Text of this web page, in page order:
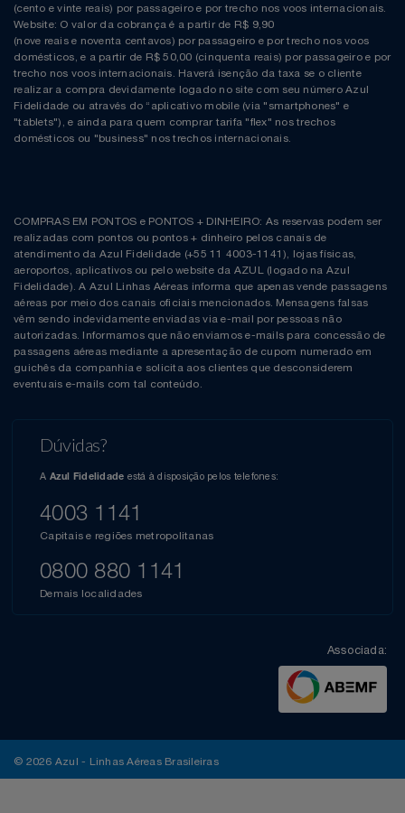
(cento e vinte reais) por passageiro e por trecho nos voos internacionais.
Website: O valor da cobrança é a partir de R$ 9,90
(nove reais e noventa centavos) por passageiro e por trecho nos voos
domésticos, e a partir de R$ 50,00 (cinquenta reais) por passageiro e por
trecho nos voos internacionais. Haverá isenção da taxa se o cliente
realizar a compra devidamente logado no site com seu número Azul
Fidelidade ou através do “aplicativo mobile (via "smartphones" e
"tablets"), e ainda para quem comprar tarifa "flex" nos trechos
domésticos ou "business" nos trechos internacionais.
COMPRAS EM PONTOS e PONTOS + DINHEIRO: As reservas podem ser
realizadas com pontos ou pontos + dinheiro pelos canais de
atendimento da Azul Fidelidade (+55 11 4003-1141), lojas físicas,
aeroportos, aplicativos ou pelo website da AZUL (logado na Azul
Fidelidade). A Azul Linhas Aéreas informa que apenas vende passagens
aéreas por meio dos canais oficiais mencionados. Mensagens falsas
vêm sendo indevidamente enviadas via e-mail por pessoas não
autorizadas. Informamos que não enviamos e-mails para concessão de
passagens aéreas mediante a apresentação de cupom numerado em
guichês da companhia e solicita aos clientes que desconsiderem
eventuais e-mails com tal conteúdo.
Dúvidas?
A Azul Fidelidade está à disposição pelos telefones:
4003 1141
Capitais e regiões metropolitanas
0800 880 1141
Demais localidades
Associada:
© 2026 Azul - Linhas Aéreas Brasileiras